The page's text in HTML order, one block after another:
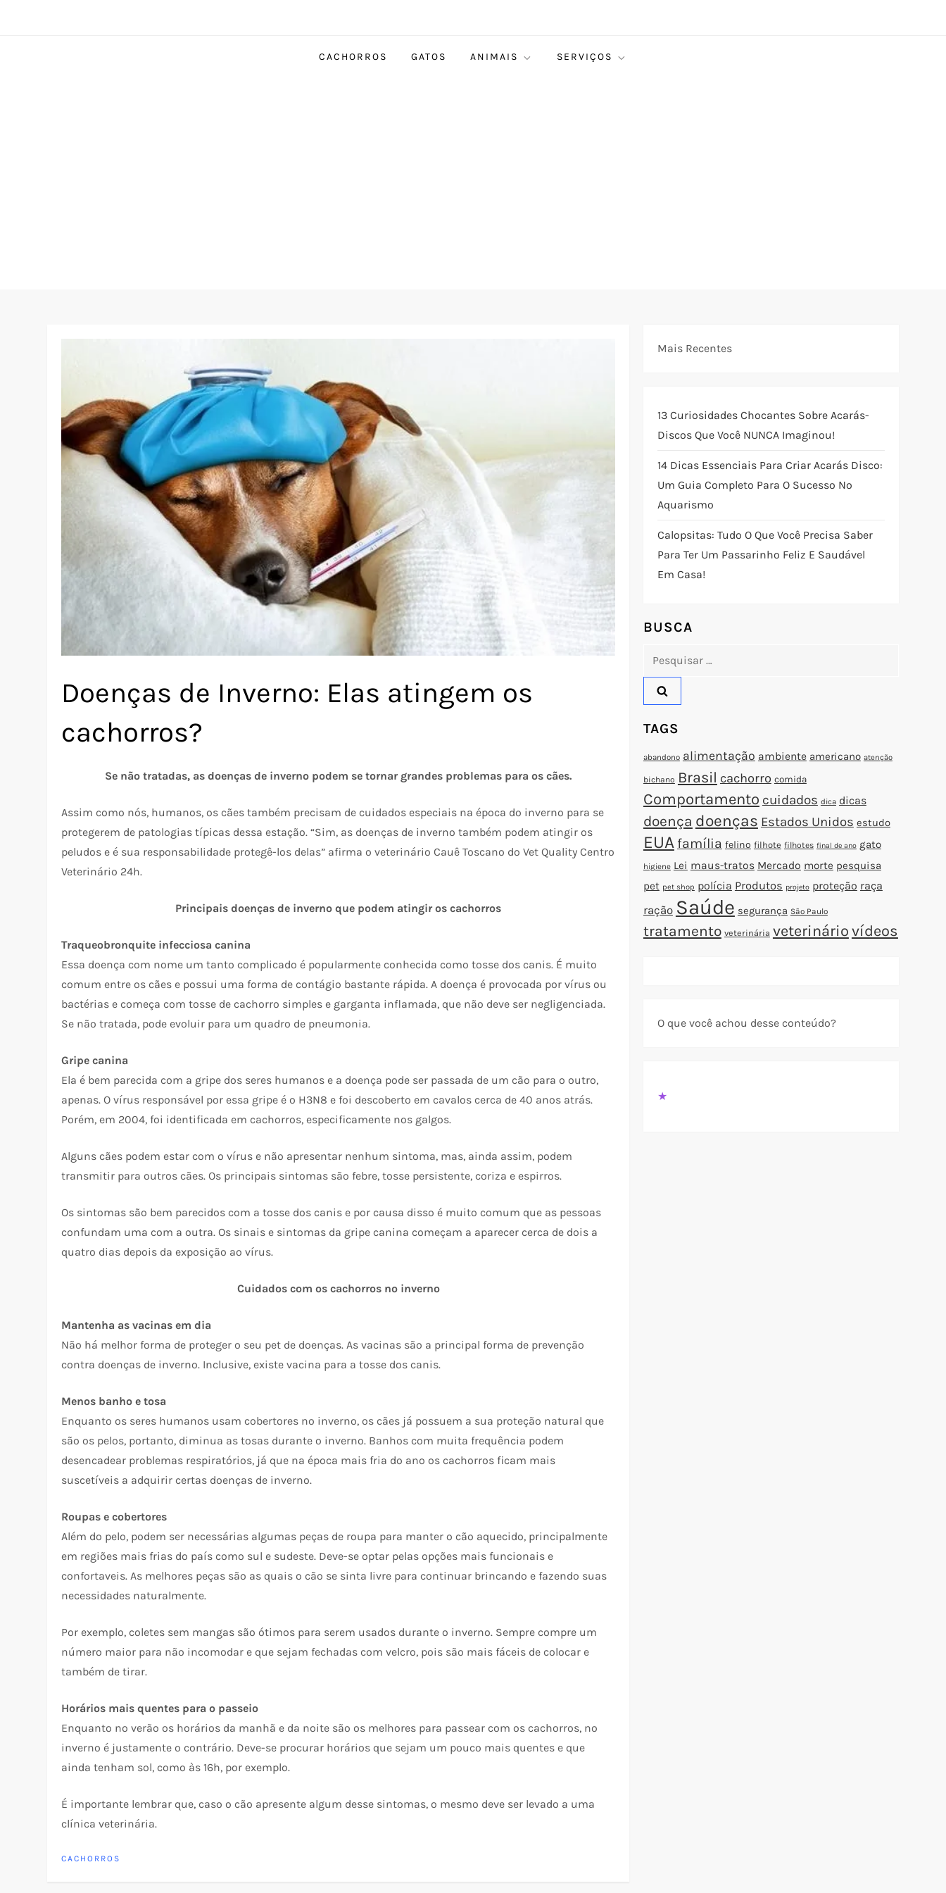
CACHORROS GATOS ANIMAIS SERVIÇOS
Doenças de Inverno: Elas atingem os
cachorros?
Se não tratadas, as doenças de inverno podem se tornar grandes problemas para os cães.
Assim como nós, humanos, os cães também precisam de cuidados especiais na época do inverno para se
protegerem de patologias típicas dessa estação. “Sim, as doenças de inverno também podem atingir os
peludos e é sua responsabilidade protegê-los delas” afirma o veterinário Cauê Toscano do Vet Quality Centro
Veterinário 24h.
Principais doenças de inverno que podem atingir os cachorros
Traqueobronquite infecciosa canina
Essa doença com nome um tanto complicado é popularmente conhecida como tosse dos canis. É muito
comum entre os cães e possui uma forma de contágio bastante rápida. A doença é provocada por vírus ou
bactérias e começa com tosse de cachorro simples e garganta inflamada, que não deve ser negligenciada.
Se não tratada, pode evoluir para um quadro de pneumonia.
Gripe canina
Ela é bem parecida com a gripe dos seres humanos e a doença pode ser passada de um cão para o outro,
apenas. O vírus responsável por essa gripe é o H3N8 e foi descoberto em cavalos cerca de 40 anos atrás.
Porém, em 2004, foi identificada em cachorros, especificamente nos galgos.
Alguns cães podem estar com o vírus e não apresentar nenhum sintoma, mas, ainda assim, podem
transmitir para outros cães. Os principais sintomas são febre, tosse persistente, coriza e espirros.
Os sintomas são bem parecidos com a tosse dos canis e por causa disso é muito comum que as pessoas
confundam uma com a outra. Os sinais e sintomas da gripe canina começam a aparecer cerca de dois a
quatro dias depois da exposição ao vírus.
Cuidados com os cachorros no inverno
Mantenha as vacinas em dia
Não há melhor forma de proteger o seu pet de doenças. As vacinas são a principal forma de prevenção
contra doenças de inverno. Inclusive, existe vacina para a tosse dos canis.
Menos banho e tosa
Enquanto os seres humanos usam cobertores no inverno, os cães já possuem a sua proteção natural que
são os pelos, portanto, diminua as tosas durante o inverno. Banhos com muita frequência podem
desencadear problemas respiratórios, já que na época mais fria do ano os cachorros ficam mais
suscetíveis a adquirir certas doenças de inverno.
Roupas e cobertores
Além do pelo, podem ser necessárias algumas peças de roupa para manter o cão aquecido, principalmente
em regiões mais frias do país como sul e sudeste. Deve-se optar pelas opções mais funcionais e
confortaveis. As melhores peças são as quais o cão se sinta livre para continuar brincando e fazendo suas
necessidades naturalmente.
Por exemplo, coletes sem mangas são ótimos para serem usados durante o inverno. Sempre compre um
número maior para não incomodar e que sejam fechadas com velcro, pois são mais fáceis de colocar e
também de tirar.
Horários mais quentes para o passeio
Enquanto no verão os horários da manhã e da noite são os melhores para passear com os cachorros, no
inverno é justamente o contrário. Deve-se procurar horários que sejam um pouco mais quentes e que
ainda tenham sol, como às 16h, por exemplo.
É importante lembrar que, caso o cão apresente algum desse sintomas, o mesmo deve ser levado a uma
clínica veterinária.
CACHORROS
Mais Recentes
13 Curiosidades Chocantes Sobre Acarás-
Discos Que Você NUNCA Imaginou!
14 Dicas Essenciais Para Criar Acarás Disco:
Um Guia Completo Para O Sucesso No
Aquarismo
Calopsitas: Tudo O Que Você Precisa Saber
Para Ter Um Passarinho Feliz E Saudável
Em Casa!
BUSCA
Pesquisar
TAGS
abandono alimentação ambiente americano atenção
bichano Brasil cachorro comida
Comportamento cuidados dica dicas
doença doenças Estados Unidos estudo
EUA família felino filhote filhotes final de ano gato
higiene Lei maus-tratos Mercado morte pesquisa
pet pet shop polícia Produtos projeto proteção raça
ração Saúde segurança São Paulo
tratamento veterinária veterináriovídeos
O que você achou desse conteúdo?
★